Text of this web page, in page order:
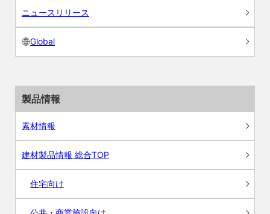
ニュースリリース
Global
製品情報
素材情報
建材製品情報 総合TOP
住宅向け